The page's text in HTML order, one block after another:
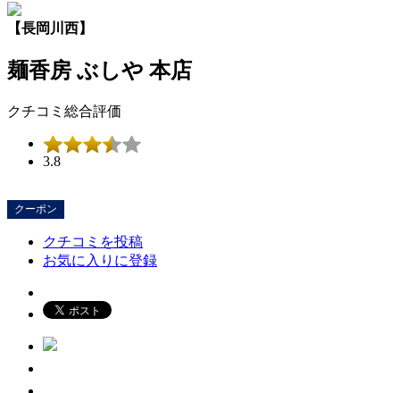
【長岡川西】
麺香房 ぶしや 本店
クチコミ総合評価
3.8
クーポン
クチコミを投稿
お気に入りに登録